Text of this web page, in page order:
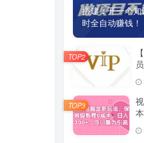
搭建：开一个
时全自动赚钱！
TOP2
流
TOP3